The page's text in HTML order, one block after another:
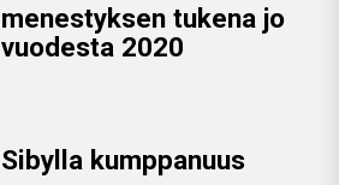
menestyksen tukena jo
vuodesta 2020
Sibylla kumppanuus